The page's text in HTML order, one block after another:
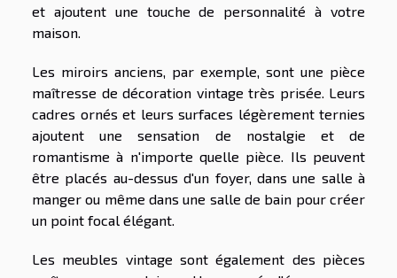
et ajoutent une touche de personnalité à votre
maison.
Les miroirs anciens, par exemple, sont une pièce
maîtresse de décoration vintage très prisée. Leurs
cadres ornés et leurs surfaces légèrement ternies
ajoutent une sensation de nostalgie et de
romantisme à n'importe quelle pièce. Ils peuvent
être placés au-dessus d'un foyer, dans une salle à
manger ou même dans une salle de bain pour créer
un point focal élégant.
Les meubles vintage sont également des pièces